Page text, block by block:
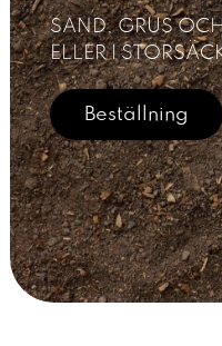
SAND, GRUS
ELLER I
Beställning